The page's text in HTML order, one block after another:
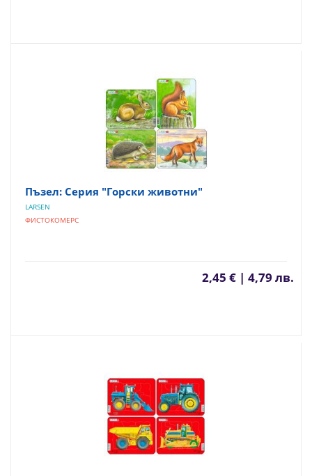
Пъзел: Серия "Горски животни"
LARSEN
ФИСТОКОМЕРС
2,45 € | 4,79 лв.